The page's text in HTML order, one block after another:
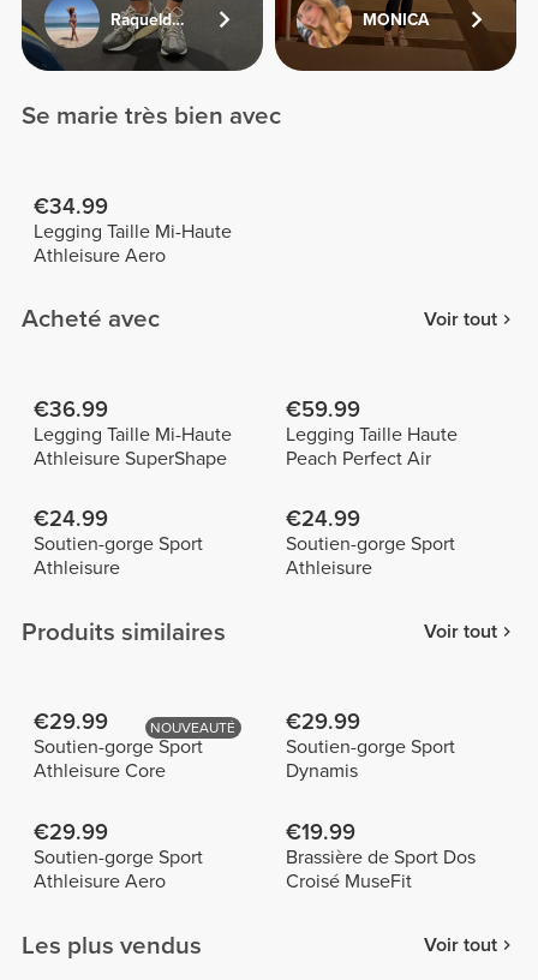
Raqueldcunha MONICA
Se marie très bien avec
€34.99
Legging Taille Mi-Haute
Athleisure Aero
Acheté avec Voir tout
€36.99
Legging Taille Mi-Haute
Athleisure SuperShape
€59.99
Legging Taille Haute
Peach Perfect Air
€24.99
Soutien-gorge Sport
Athleisure
€24.99
Soutien-gorge Sport
Athleisure
Produits similaires Voir tout
NOUVEAUTÉ
€29.99
Soutien-gorge Sport
Athleisure Core
€29.99
Soutien-gorge Sport
Dynamis
€29.99
Soutien-gorge Sport
Athleisure Aero
€19.99
Brassière de Sport Dos
Croisé MuseFit
Les plus vendus Voir tout